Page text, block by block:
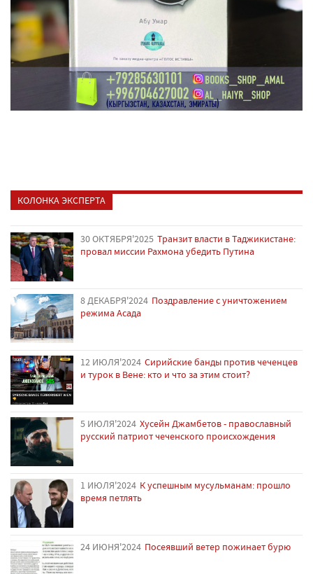
КОЛОНКА ЭКСПЕРТА
30 ОКТЯБРЯ'2025 Транзит власти в Таджикистане:
провал миссии Рахмона убедить Путина
8 ДЕКАБРЯ'2024 Поздравление с уничтожением
режима Асада
12 ИЮЛЯ'2024 Сирийские банды против чеченцев
и турок в Вене: кто и что за этим стоит?
5 ИЮЛЯ'2024 Хусейн Джамбетов - православный
русский патриот чеченского происхождения
1 ИЮЛЯ'2024 К успешным мусульманам: прошло
время петлять
24 ИЮНЯ'2024 Посеявший ветер пожинает бурю